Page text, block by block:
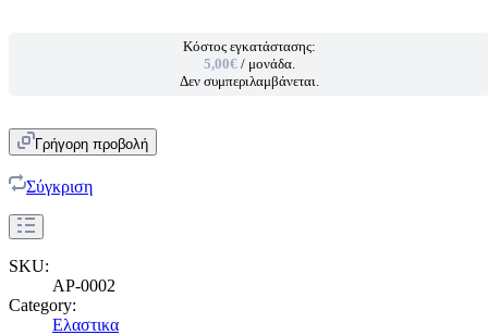
Κόστος εγκατάστασης:
5,00€ / μονάδα.
Δεν συμπεριλαμβάνεται.
Γρήγορη προβολή
Σύγκριση
SKU:
AP-0002
Category:
Ελαστικα